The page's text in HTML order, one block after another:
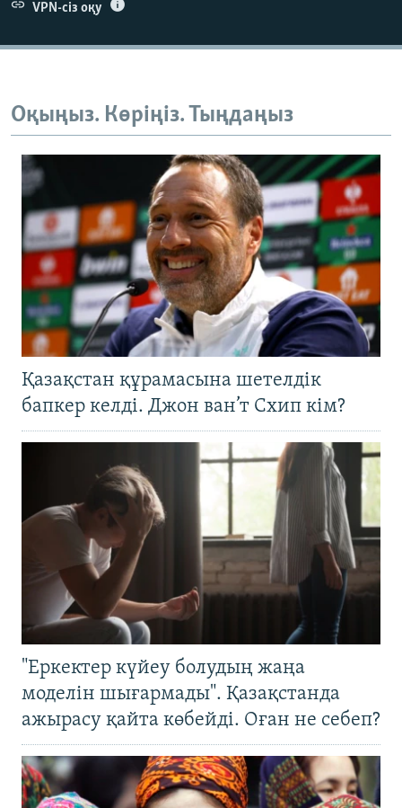
VPN-сіз оқу
Оқыңыз. Көріңіз. Тыңдаңыз
Қазақстан құрамасына шетелдік
бапкер келді. Джон ван’т Схип кім?
"Еркектер күйеу болудың жаңа
моделін шығармады". Қазақстанда
ажырасу қайта көбейді. Оған не себеп?